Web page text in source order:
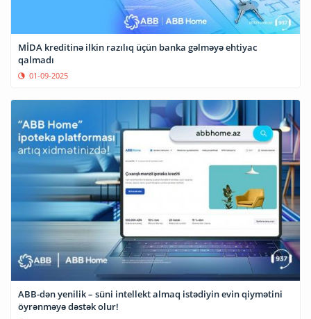
MİDA kreditinə ilkin razılıq üçün banka gəlməyə ehtiyac
qalmadı
01-09-2025
ABB-dən yenilik – süni intellekt almaq istədiyin evin qiymətini
öyrənməyə dəstək olur!